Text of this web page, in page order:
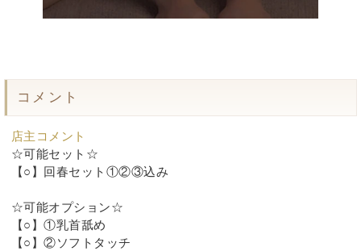
コメント
店主コメント
☆可能セット☆
【○】回春セット①②③込み
☆可能オプション☆
【○】①乳首舐め
【○】②ソフトタッチ